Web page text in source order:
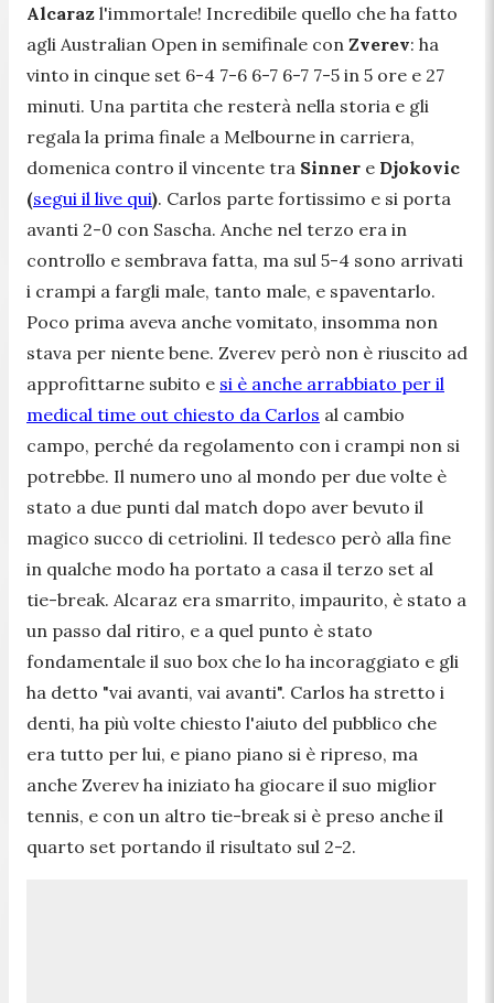
Alcaraz l'immortale! Incredibile quello che ha fatto
agli Australian Open in semifinale con Zverev: ha
vinto in cinque set 6-4 7-6 6-7 6-7 7-5 in 5 ore e 27
minuti. Una partita che resterà nella storia e gli
regala la prima finale a Melbourne in carriera,
domenica contro il vincente tra Sinner e Djokovic
(segui il live qui). Carlos parte fortissimo e si porta
avanti 2-0 con Sascha. Anche nel terzo era in
controllo e sembrava fatta, ma sul 5-4 sono arrivati
i crampi a fargli male, tanto male, e spaventarlo.
Poco prima aveva anche vomitato, insomma non
stava per niente bene. Zverev però non è riuscito ad
approfittarne subito e si è anche arrabbiato per il
medical time out chiesto da Carlos al cambio
campo, perché da regolamento con i crampi non si
potrebbe. Il numero uno al mondo per due volte è
stato a due punti dal match dopo aver bevuto il
magico succo di cetriolini. Il tedesco però alla fine
in qualche modo ha portato a casa il terzo set al
tie-break. Alcaraz era smarrito, impaurito, è stato a
un passo dal ritiro, e a quel punto è stato
fondamentale il suo box che lo ha incoraggiato e gli
ha detto "vai avanti, vai avanti". Carlos ha stretto i
denti, ha più volte chiesto l'aiuto del pubblico che
era tutto per lui, e piano piano si è ripreso, ma
anche Zverev ha iniziato ha giocare il suo miglior
tennis, e con un altro tie-break si è preso anche il
quarto set portando il risultato sul 2-2.